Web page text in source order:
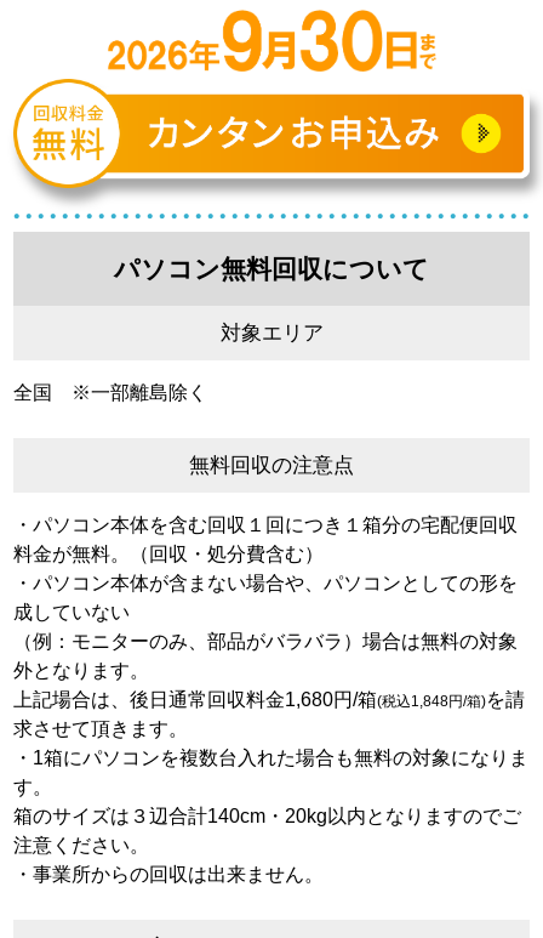
パソコン無料回収について
対象エリア
全国 ※一部離島除く
無料回収の注意点
・パソコン本体を含む回収１回につき１箱分の宅配便回収
料金が無料。（回収・処分費含む）
・パソコン本体が含まない場合や、パソコンとしての形を
成していない
（例：モニターのみ、部品がバラバラ）場合は無料の対象
外となります。
上記場合は、後日通常回収料金1,680円/箱(税込1,848円/箱)を請
求させて頂きます。
・1箱にパソコンを複数台入れた場合も無料の対象になりま
す。
箱のサイズは３辺合計140cm・20kg以内となりますのでご
注意ください。
・事業所からの回収は出来ません。